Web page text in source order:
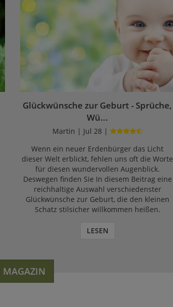
Glückwünsche zur Geburt - Sprüche,
Wü...
Martin | Jul 28 |
Wenn ein neuer Erdenbürger das Licht
dieser Welt erblickt, fehlen uns oft die Worte
für diesen wundervollen Augenblick.
Deswegen finden Sie In diesem Beitrag eine
reichhaltige Auswahl verschiedenster
Glückwünsche zur Geburt, die den kleinen
Schatz stilsicher willkommen heißen.
LESEN
MAGAZIN